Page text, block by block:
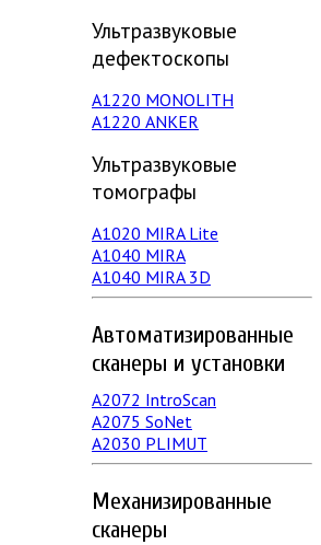
Ультразвуковые
дефектоскопы
А1220 MONOLITH
А1220 ANKER
Ультразвуковые
томографы
A1020 MIRA Lite
А1040 MIRA
A1040 MIRA 3D
Автоматизированные
сканеры и установки
А2072 IntroScan
А2075 SoNet
А2030 PLIMUT
Механизированные
сканеры